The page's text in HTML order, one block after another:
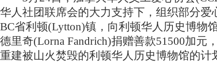
华人社团联席会的大力支持下，组织部分爱
BC省利顿(Lytton)镇，向利顿华人历史博物
德里奇(Lorna Fandrich)捐赠善款51500加元
重建被山火焚毁的利顿华人历史博物馆的计